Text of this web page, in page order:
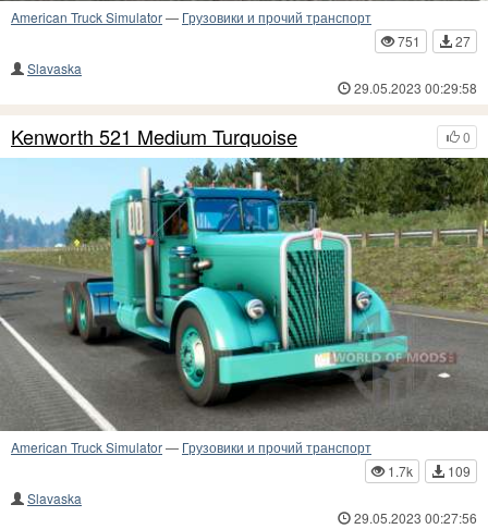
American Truck Simulator— Грузовики и прочий транспорт
751
27
Slavaska
29.05.2023 00:29:58
0
Kenworth 521 Medium Turquoise
American Truck Simulator— Грузовики и прочий транспорт
1.7k
109
Slavaska
29.05.2023 00:27:56